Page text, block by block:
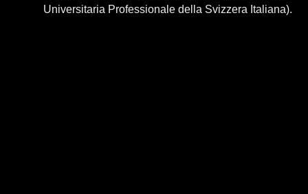
Universitaria Professionale della Svizzera Italiana).